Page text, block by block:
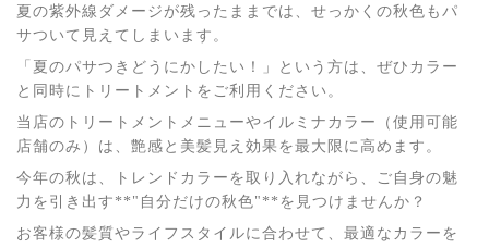
夏の紫外線ダメージが残ったままでは、せっかくの秋色もパ
サついて見えてしまいます。
「夏のパサつきどうにかしたい！」という方は、ぜひカラー
と同時にトリートメントをご利用ください。
当店のトリートメントメニューやイルミナカラー（使用可能
店舗のみ）は、艶感と美髪見え効果を最大限に高めます。
今年の秋は、トレンドカラーを取り入れながら、ご自身の魅
力を引き出す**"自分だけの秋色"**を見つけませんか？
お客様の髪質やライフスタイルに合わせて、最適なカラーを